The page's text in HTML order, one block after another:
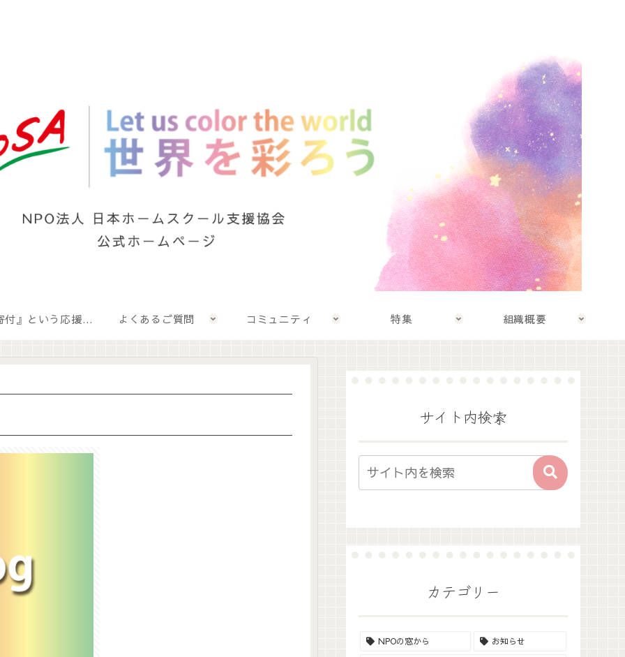
💛『寄付』という応援の形 よくあるご質問 コミュニティ 特集 組織概要
サイト内検索
カテゴリー
NPOの窓から お知らせ